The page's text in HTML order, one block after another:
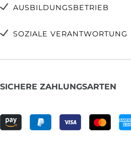
AUSBILDUNGSBETRIEB
SOZIALE VERANTWORTUNG
SICHERE ZAHLUNGSARTEN